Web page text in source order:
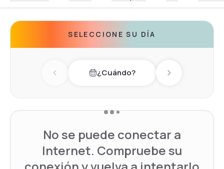
SELECCIONE SU DÍA
Previous day¿Cuándo? Next day
No se puede conectar a
Internet. Compruebe su